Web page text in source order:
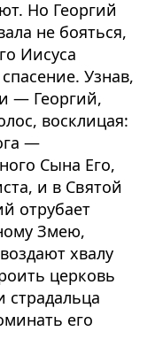
Но Георгий
не бояться,
Иисуса
Узнав,
— Георгий,
восклицая:
—
Сына Его,
и в Святой
отрубает
Змею,
хвалу
церковь
страдальца
его